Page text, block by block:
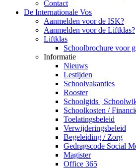
Contact
De Internationale Vos
Aanmelden voor de ISK?
Aanmelden voor de Liftklas?
Liftklas
Schoolbrochure voor
Informatie
Nieuws
Lestijden
Schoolvakanties
Rooster
Schoolgids |
Schoolkosten /
Toelatingsbeleid
Verwijderingsbeleid
Begeleiding / Zorg
Gedragscode Social
Magister
Office 365